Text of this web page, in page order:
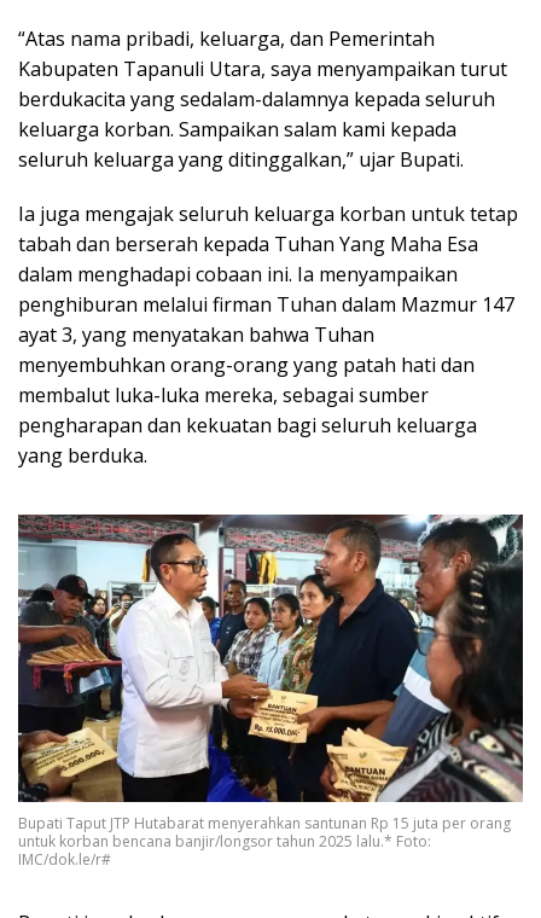
“Atas nama pribadi, keluarga, dan Pemerintah
Kabupaten Tapanuli Utara, saya menyampaikan turut
berdukacita yang sedalam-dalamnya kepada seluruh
keluarga korban. Sampaikan salam kami kepada
seluruh keluarga yang ditinggalkan,” ujar Bupati.
Ia juga mengajak seluruh keluarga korban untuk tetap
tabah dan berserah kepada Tuhan Yang Maha Esa
dalam menghadapi cobaan ini. Ia menyampaikan
penghiburan melalui firman Tuhan dalam Mazmur 147
ayat 3, yang menyatakan bahwa Tuhan
menyembuhkan orang-orang yang patah hati dan
membalut luka-luka mereka, sebagai sumber
pengharapan dan kekuatan bagi seluruh keluarga
yang berduka.
Bupati Taput JTP Hutabarat menyerahkan santunan Rp 15 juta per orang
untuk korban bencana banjir/longsor tahun 2025 lalu.* Foto:
IMC/dok.le/r#